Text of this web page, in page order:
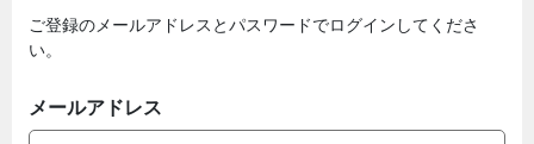
ご登録のメールアドレスとパスワードでログインしてくださ
い。
メールアドレス